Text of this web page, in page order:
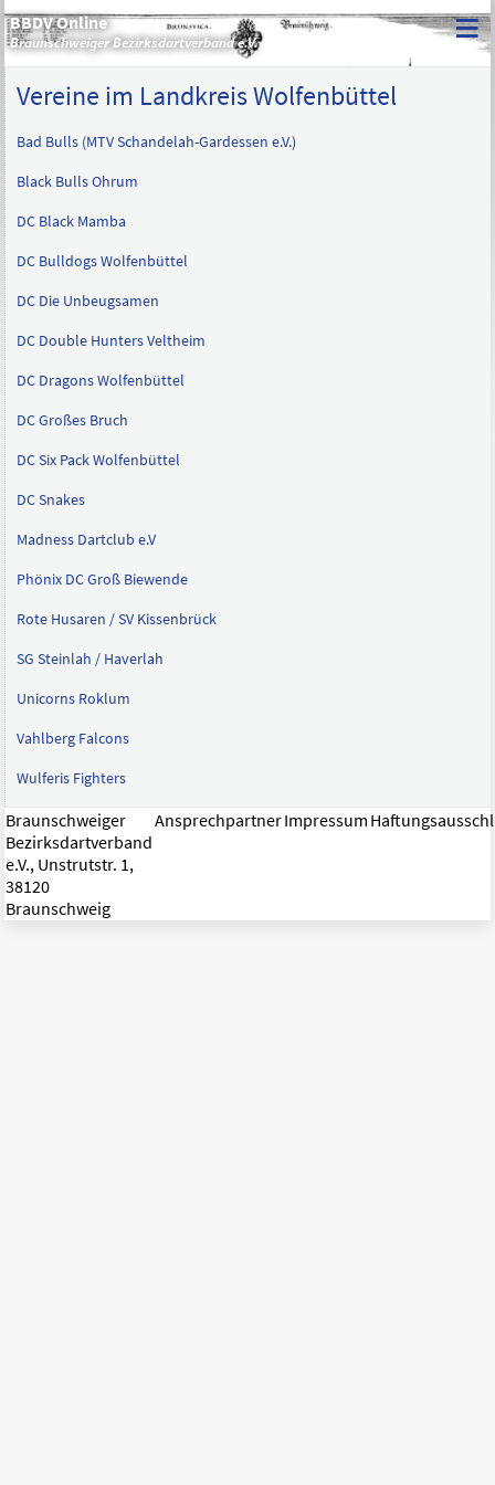
BBDV Online
Braunschweiger Bezirksdartverband e.V. ≡
Vereine im Landkreis Wolfenbüttel
Bad Bulls (MTV Schandelah-Gardessen e.V.)
Black Bulls Ohrum
DC Black Mamba
DC Bulldogs Wolfenbüttel
DC Die Unbeugsamen
DC Double Hunters Veltheim
DC Dragons Wolfenbüttel
DC Großes Bruch
DC Six Pack Wolfenbüttel
DC Snakes
Madness Dartclub e.V
Phönix DC Groß Biewende
Rote Husaren / SV Kissenbrück
SG Steinlah / Haverlah
Unicorns Roklum
Vahlberg Falcons
Wulferis Fighters
Braunschweiger
Bezirksdartverband
e.V., Unstrutstr. 1,
38120
Braunschweig
AnsprechpartnerImpressum